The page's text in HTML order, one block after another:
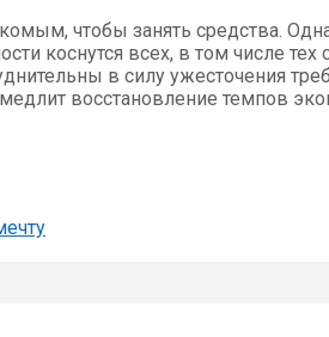
чтобы занять средства.
коснутся всех, в том числе
в силу ужесточения
восстановление темпов